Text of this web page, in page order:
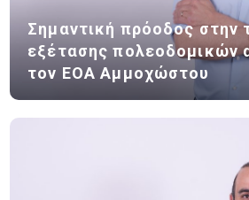
Σημαντική πρόοδος στην
εξέτασης πολεοδομικών
τον ΕΟΑ Αμμοχώστου